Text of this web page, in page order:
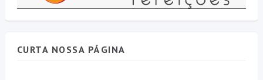
CURTA NOSSA PÁGINA